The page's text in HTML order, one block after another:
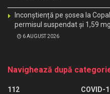
Inconștiență pe șosea la
permisul suspendat și 1,59
6 AUGUST 2026
Navighează după
112
COVID-